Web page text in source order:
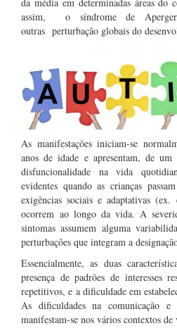
assim, o síndrome de
outras perturbação globais do
As manifestações iniciam-se
anos de idade e apresentam, de
disfuncionalidade na vida
evidentes quando as crianças
exigências sociais e adaptativas
ocorrem ao longo da vida. A
sintomas assumem alguma
perturbações que integram a
Essencialmente, as duas
presença de padrões de interesses
repetitivos, e a dificuldade em
As dificuldades na comunicação e
manifestam-se nos vários contextos de